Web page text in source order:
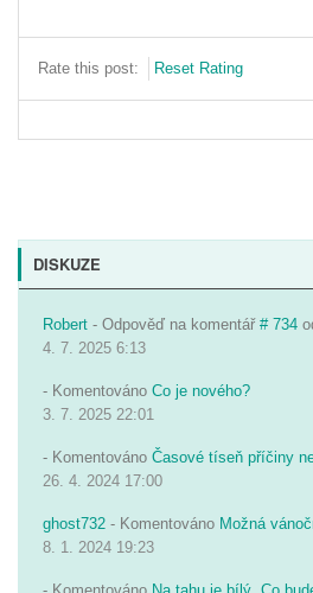
Rate this post: Reset Rating
DISKUZE
Robert - Odpověď na komentář # 734
4. 7. 2025 6:13
- Komentováno Co je nového?
3. 7. 2025 22:01
- Komentováno Časové tíseň příčiny
26. 4. 2024 17:00
ghost732 - Komentováno Možná
8. 1. 2024 19:23